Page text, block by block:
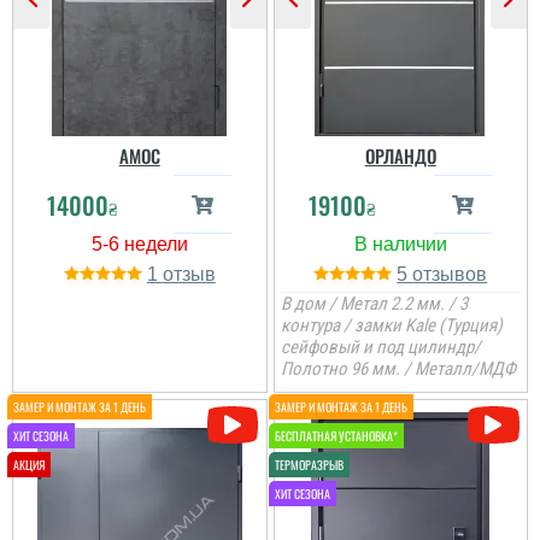
установку, гоп ришлось
двери подождать,
надеюсь оно того стоит.
Дуже довго шукали
двері, зупинились на
АМОС
14000₴
1
ОРЛАНДО
19100₴
5
В дом / Метал 2.2 мм. / 3
контура / замки Kale (Турция)
сейфовый и под цилиндр/
Полотно 96 мм. / Металл/МДФ